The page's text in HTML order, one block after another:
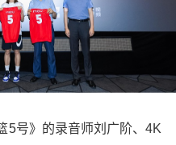
5号》的录音师刘广阶、4K